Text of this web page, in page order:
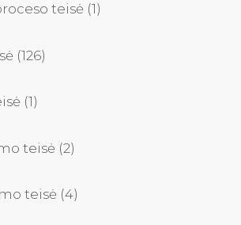
teisė (1)
(126)
(1)
teisė (2)
teisė (4)